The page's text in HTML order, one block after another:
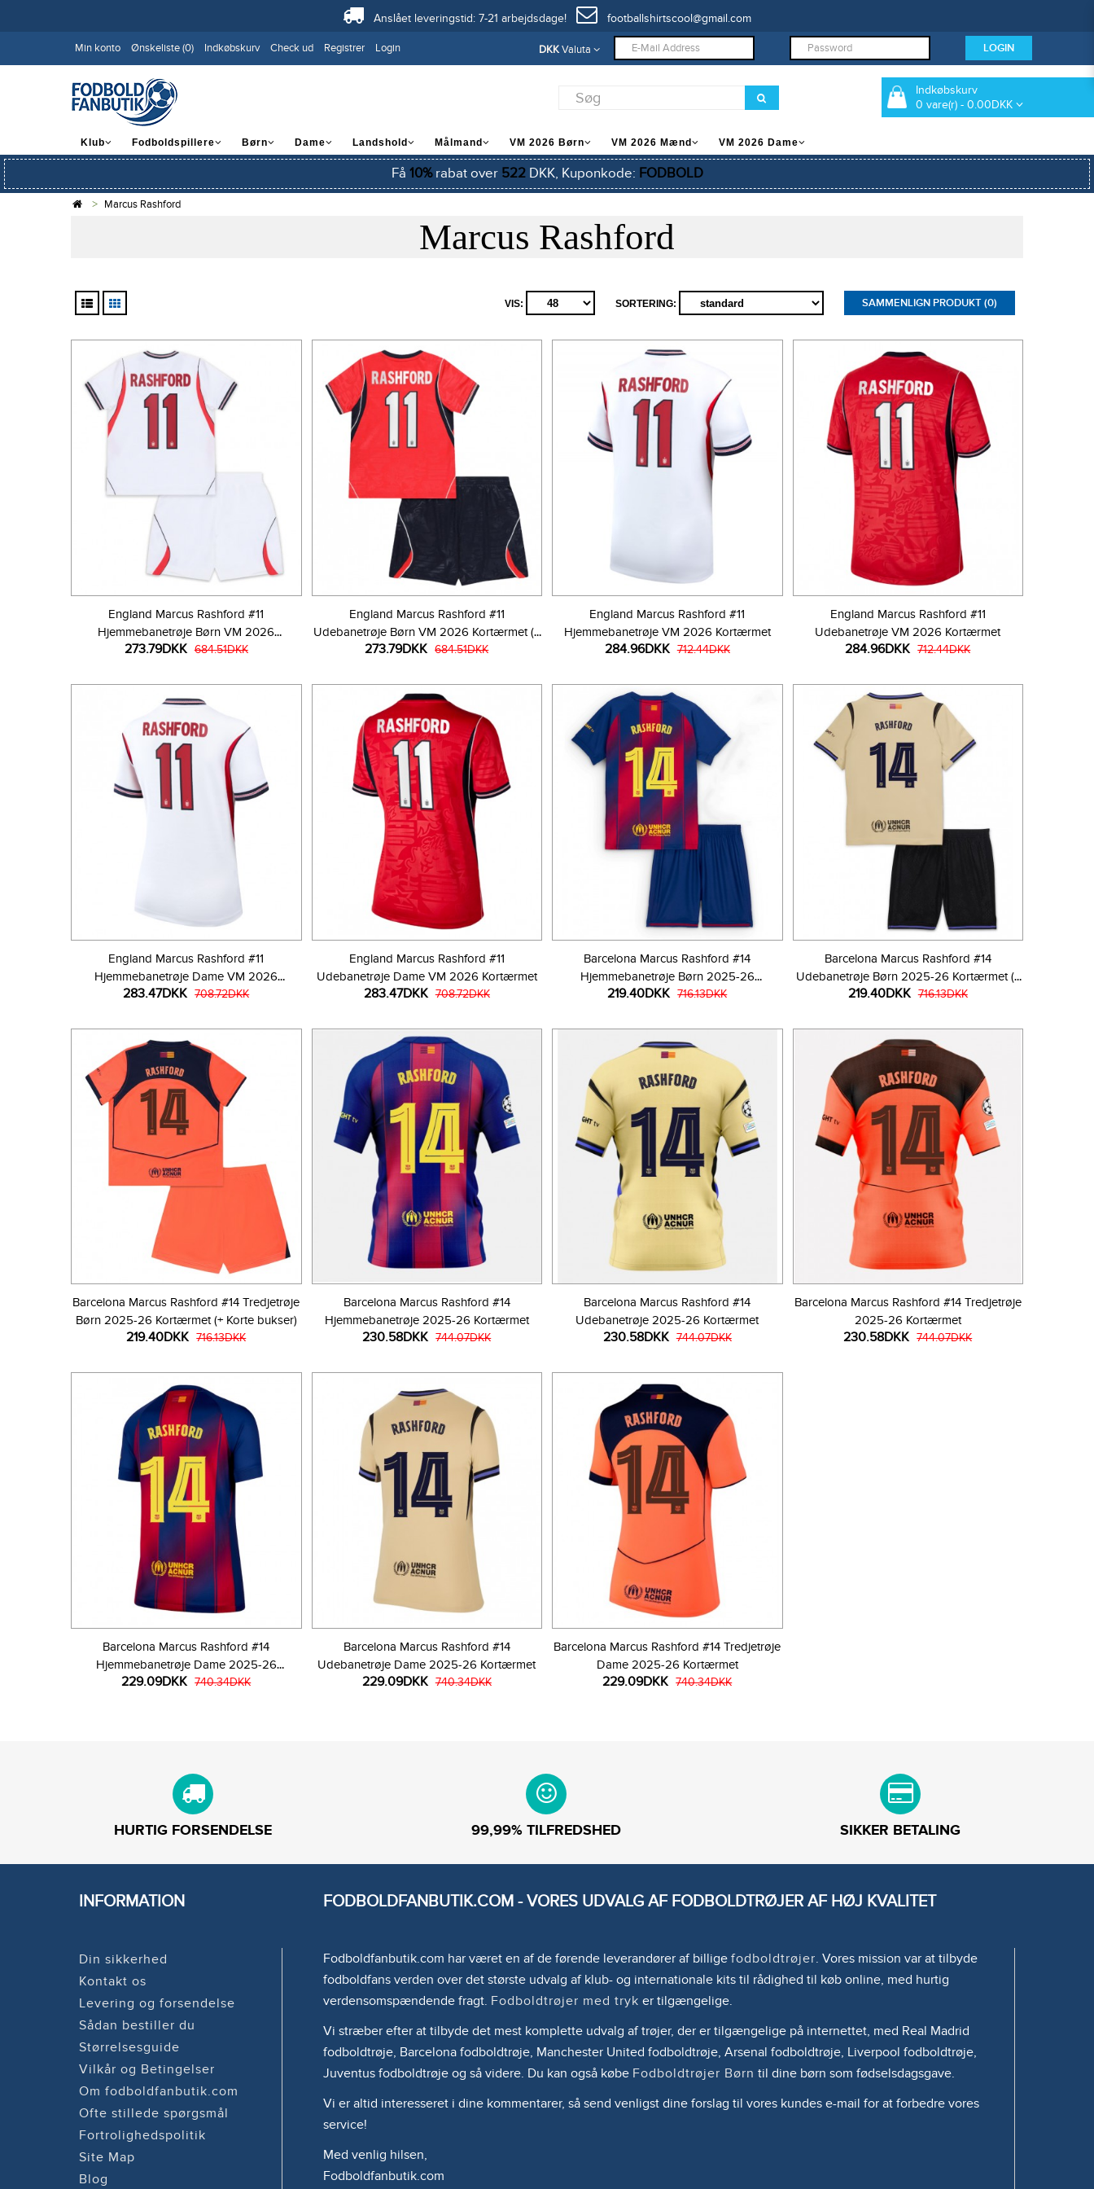
Anslået leveringstid: 7-21 arbejdsdage! footballshirtscool@gmail.com
Min konto Ønskeliste (0) Indkøbskurv Check ud Registrer Login DKKValuta
Indkøbskurv
0 vare(r) - 0.00DKK
Klub Fodboldspillere Børn Dame Landshold Målmand VM 2026 Børn VM 2026 Mænd VM 2026 Dame
Få 10%rabat over 522DKK, Kuponkode: FODBOLD
Marcus Rashford
Marcus Rashford
SAMMENLIGN PRODUKT (0)
SORTERING:
VIS:
England Marcus Rashford #11
Hjemmebanetrøje Børn VM 2026
Kortærmet (+ Korte bukser)
273.79DKK 684.51DKK
England Marcus Rashford #11
Udebanetrøje Børn VM 2026 Kortærmet (+
Korte bukser)
273.79DKK 684.51DKK
England Marcus Rashford #11
Hjemmebanetrøje VM 2026 Kortærmet
284.96DKK 712.44DKK
England Marcus Rashford #11
Udebanetrøje VM 2026 Kortærmet
284.96DKK 712.44DKK
England Marcus Rashford #11
Hjemmebanetrøje Dame VM 2026
Kortærmet
283.47DKK 708.72DKK
England Marcus Rashford #11
Udebanetrøje Dame VM 2026 Kortærmet
283.47DKK 708.72DKK
Barcelona Marcus Rashford #14
Hjemmebanetrøje Børn 2025-26
Kortærmet (+ Korte bukser)
219.40DKK 716.13DKK
Barcelona Marcus Rashford #14
Udebanetrøje Børn 2025-26 Kortærmet (+
Korte bukser)
219.40DKK 716.13DKK
Barcelona Marcus Rashford #14 Tredjetrøje
Børn 2025-26 Kortærmet (+ Korte bukser)
219.40DKK 716.13DKK
Barcelona Marcus Rashford #14
Hjemmebanetrøje 2025-26 Kortærmet
230.58DKK 744.07DKK
Barcelona Marcus Rashford #14
Udebanetrøje 2025-26 Kortærmet
230.58DKK 744.07DKK
Barcelona Marcus Rashford #14 Tredjetrøje
2025-26 Kortærmet
230.58DKK 744.07DKK
Barcelona Marcus Rashford #14
Hjemmebanetrøje Dame 2025-26
Kortærmet
229.09DKK 740.34DKK
Barcelona Marcus Rashford #14
Udebanetrøje Dame 2025-26 Kortærmet
229.09DKK 740.34DKK
Barcelona Marcus Rashford #14 Tredjetrøje
Dame 2025-26 Kortærmet
229.09DKK 740.34DKK
HURTIG FORSENDELSE 99,99% TILFREDSHED SIKKER BETALING
INFORMATION
Din sikkerhed
Kontakt os
Levering og forsendelse
Sådan bestiller du
Størrelsesguide
Vilkår og Betingelser
Om fodboldfanbutik.com
Ofte stillede spørgsmål
Fortrolighedspolitik
Site Map
Blog
FODBOLDFANBUTIK.COM - VORES UDVALG AF FODBOLDTRØJER AF HØJ KVALITET
Fodboldfanbutik.com har været en af de førende leverandører af billige fodboldtrøjer. Vores mission var at tilbyde
fodboldfans verden over det største udvalg af klub- og internationale kits til rådighed til køb online, med hurtig
verdensomspændende fragt. Fodboldtrøjer med tryk er tilgængelige.
Vi stræber efter at tilbyde det mest komplette udvalg af trøjer, der er tilgængelige på internettet, med Real Madrid
fodboldtrøje, Barcelona fodboldtrøje, Manchester United fodboldtrøje, Arsenal fodboldtrøje, Liverpool fodboldtrøje,
Juventus fodboldtrøje og så videre. Du kan også købe Fodboldtrøjer Børn til dine børn som fødselsdagsgave.
Vi er altid interesseret i dine kommentarer, så send venligst dine forslag til vores kundes e-mail for at forbedre vores
service!
Med venlig hilsen,
Fodboldfanbutik.com